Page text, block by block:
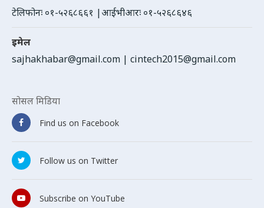
टेलिफोनः ०१-५२६८६६१ |आईभीआरः ०१-५२६८६४६
इमेल
sajhakhabar@gmail.com | cintech2015@gmail.com
सोसल मिडिया
Find us on Facebook
Follow us on Twitter
Subscribe on YouTube